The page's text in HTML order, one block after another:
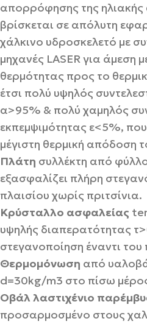
απορρόφησης της ηλιακής
βρίσκεται σε απόλυτη
χάλκινο υδροσκελετό με
μηχανές LASER για άμεση
θερμότητας προς το
έτσι πολύ υψηλός
α>95% & πολύ χαμηλός
εκπεμψιμότητας ε<5%,
μέγιστη θερμική απόδοση
Πλάτη συλλέκτη από
εξασφαλίζει πλήρη
πλαισίου χωρίς πριτσίνια.
Κρύσταλλο ασφαλείας
υψηλής διαπερατότητας
στεγανοποίηση έναντι του
Θερμομόνωση από
d=30kg/m3 στο πίσω
Οβάλ λαστιχένιο
προσαρμοσμένο στους